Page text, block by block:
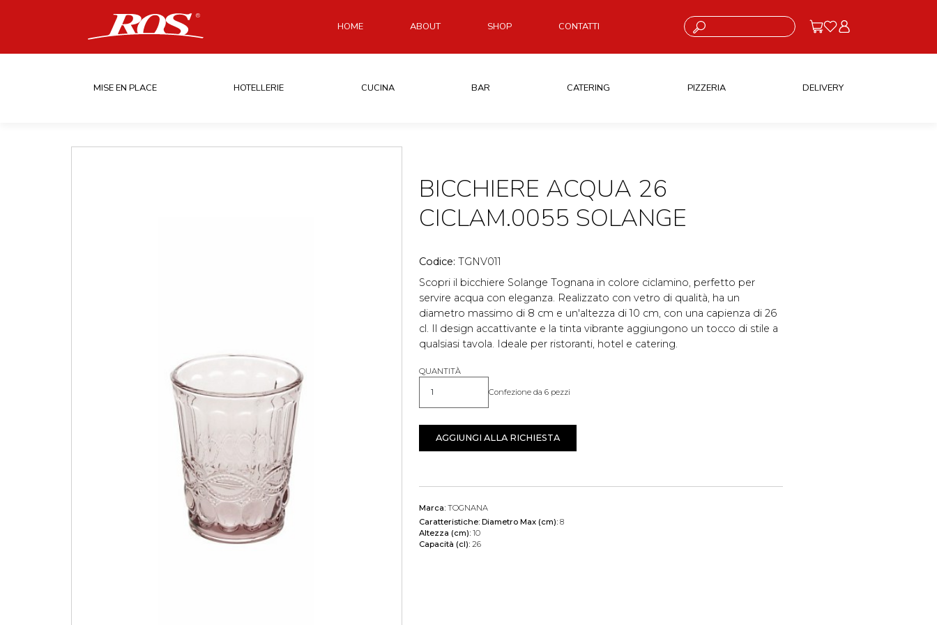
HOME ABOUT SHOP CONTATTI Cosa stai cercando?
MISE EN PLACE HOTELLERIE CUCINA BAR CATERING PIZZERIA DELIVERY
BICCHIERE ACQUA 26
CICLAM.0055 SOLANGE
Codice: TGNV011
Scopri il bicchiere Solange Tognana in colore ciclamino, perfetto per
servire acqua con eleganza. Realizzato con vetro di qualità, ha un
diametro massimo di 8 cm e un'altezza di 10 cm, con una capienza di 26
cl. Il design accattivante e la tinta vibrante aggiungono un tocco di stile a
qualsiasi tavola. Ideale per ristoranti, hotel e catering.
QUANTITÀ
Quantità Confezione da 6 pezzi
AGGIUNGI ALLA RICHIESTA
Marca: TOGNANA
Caratteristiche: Diametro Max (cm): 8
Altezza (cm): 10
Capacità (cl): 26